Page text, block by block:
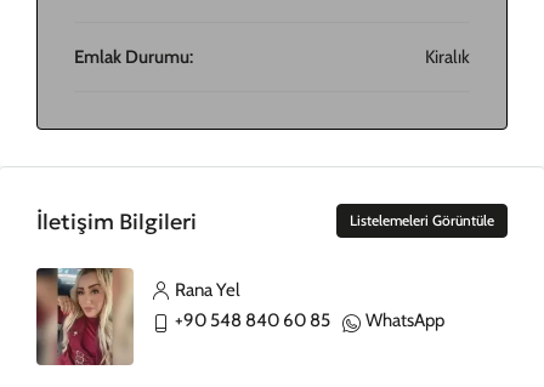
Emlak Durumu: Kiralık
İletişim Bilgileri Listelemeleri Görüntüle
Rana Yel
+90 548 840 60 85
WhatsApp